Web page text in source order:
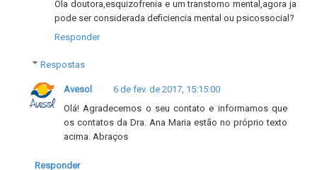
Ola doutora,esquizofrenia e um transtorno mental,agora ja
pode ser considerada deficiencia mental ou psicossocial?
Responder
Respostas
Avesol
6 de fev. de 2017, 15:15:00
Olá! Agradecemos o seu contato e informamos que
os contatos da Dra. Ana Maria estão no próprio texto
acima. Abraços
Responder